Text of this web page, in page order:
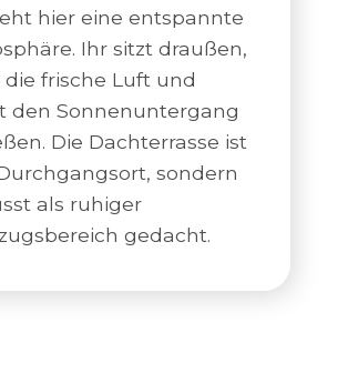
hier eine entspannte
Ihr sitzt draußen,
frische Luft und
den Sonnenuntergang
Die Dachterrasse ist
sondern
als ruhiger
gedacht.